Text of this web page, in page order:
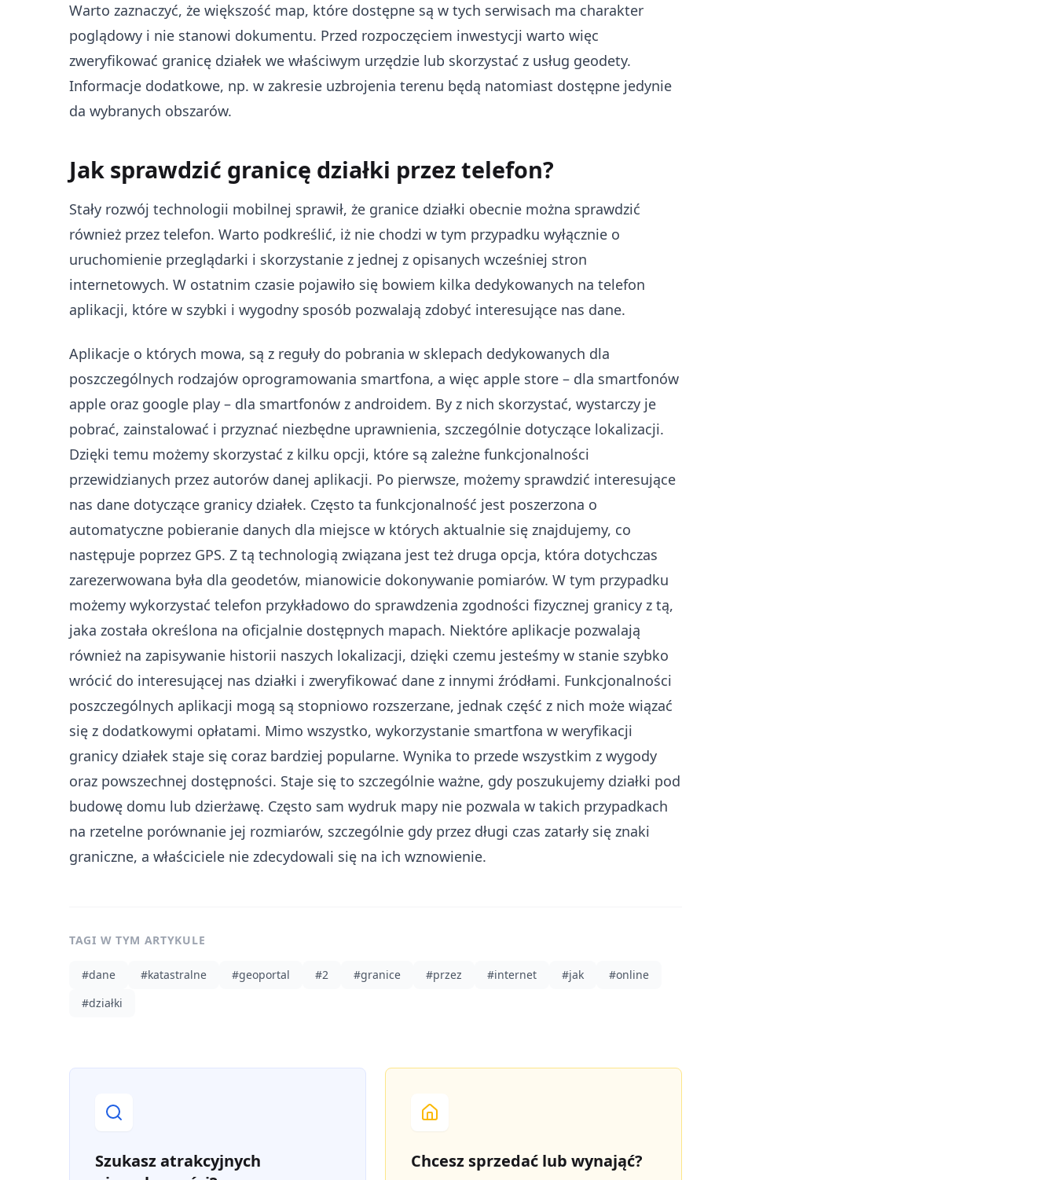
Warto zaznaczyć, że większość map, które dostępne są w tych serwisach ma charakter
poglądowy i nie stanowi dokumentu. Przed rozpoczęciem inwestycji warto więc
zweryfikować granicę działek we właściwym urzędzie lub skorzystać z usług geodety.
Informacje dodatkowe, np. w zakresie uzbrojenia terenu będą natomiast dostępne jedynie
da wybranych obszarów.
Jak sprawdzić granicę działki przez telefon?
Stały rozwój technologii mobilnej sprawił, że granice działki obecnie można sprawdzić
również przez telefon. Warto podkreślić, iż nie chodzi w tym przypadku wyłącznie o
uruchomienie przeglądarki i skorzystanie z jednej z opisanych wcześniej stron
internetowych. W ostatnim czasie pojawiło się bowiem kilka dedykowanych na telefon
aplikacji, które w szybki i wygodny sposób pozwalają zdobyć interesujące nas dane.
Aplikacje o których mowa, są z reguły do pobrania w sklepach dedykowanych dla
poszczególnych rodzajów oprogramowania smartfona, a więc apple store – dla smartfonów
apple oraz google play – dla smartfonów z androidem. By z nich skorzystać, wystarczy je
pobrać, zainstalować i przyznać niezbędne uprawnienia, szczególnie dotyczące lokalizacji.
Dzięki temu możemy skorzystać z kilku opcji, które są zależne funkcjonalności
przewidzianych przez autorów danej aplikacji. Po pierwsze, możemy sprawdzić interesujące
nas dane dotyczące granicy działek. Często ta funkcjonalność jest poszerzona o
automatyczne pobieranie danych dla miejsce w których aktualnie się znajdujemy, co
następuje poprzez GPS. Z tą technologią związana jest też druga opcja, która dotychczas
zarezerwowana była dla geodetów, mianowicie dokonywanie pomiarów. W tym przypadku
możemy wykorzystać telefon przykładowo do sprawdzenia zgodności fizycznej granicy z tą,
jaka została określona na oficjalnie dostępnych mapach. Niektóre aplikacje pozwalają
również na zapisywanie historii naszych lokalizacji, dzięki czemu jesteśmy w stanie szybko
wrócić do interesującej nas działki i zweryfikować dane z innymi źródłami. Funkcjonalności
poszczególnych aplikacji mogą są stopniowo rozszerzane, jednak część z nich może wiązać
się z dodatkowymi opłatami. Mimo wszystko, wykorzystanie smartfona w weryfikacji
granicy działek staje się coraz bardziej popularne. Wynika to przede wszystkim z wygody
oraz powszechnej dostępności. Staje się to szczególnie ważne, gdy poszukujemy działki pod
budowę domu lub dzierżawę. Często sam wydruk mapy nie pozwala w takich przypadkach
na rzetelne porównanie jej rozmiarów, szczególnie gdy przez długi czas zatarły się znaki
graniczne, a właściciele nie zdecydowali się na ich wznowienie.
TAGI W TYM ARTYKULE
#dane #katastralne #geoportal #2 #granice #przez #internet #jak #online
#działki
Szukasz atrakcyjnych
Chcesz sprzedać lub wynająć?